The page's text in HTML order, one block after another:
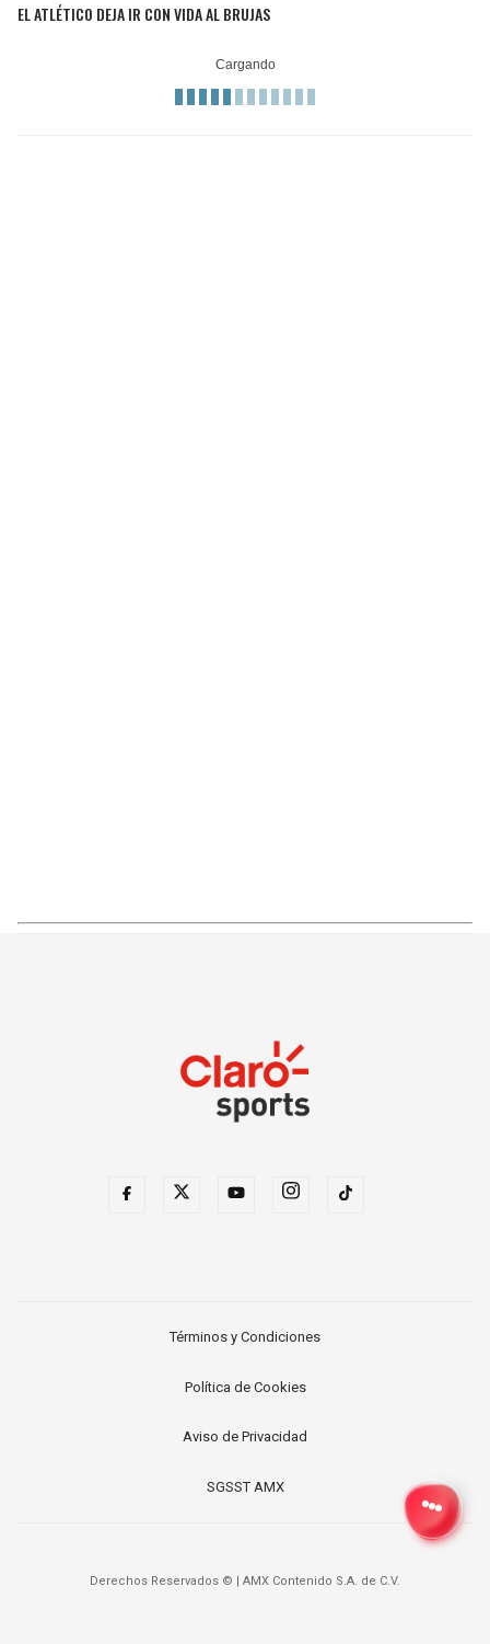
EL ATLÉTICO DEJA IR CON VIDA AL BRUJAS
Términos y Condiciones
Política de Cookies
Aviso de Privacidad
SGSST AMX
Derechos Reservados © AMX Contenido S.A. de C.V.